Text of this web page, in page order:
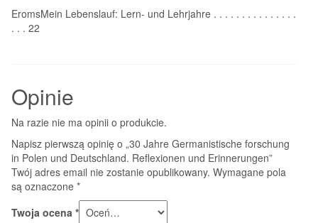
EromsMein Lebenslauf: Lern- und Lehrjahre . . . . . . . . . . . . . . .
. . . 22
Opinie
Na razie nie ma opinii o produkcie.
Napisz pierwszą opinię o „30 Jahre Germanistische forschung
in Polen und Deutschland. Reflexionen und Erinnerungen”
Twój adres email nie zostanie opublikowany. Wymagane pola
są oznaczone *
Twoja ocena *